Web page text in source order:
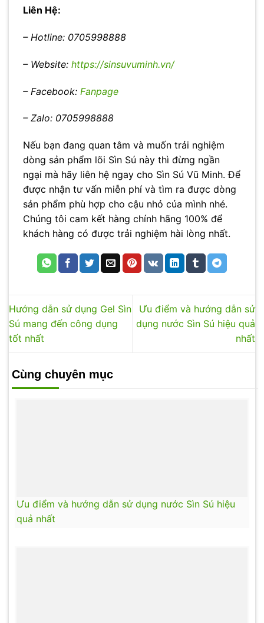
Liên Hệ:
– Hotline: 0705998888
– Website: https://sinsuvuminh.vn/
– Facebook: Fanpage
– Zalo: 0705998888
Nếu bạn đang quan tâm và muốn trải nghiệm
dòng sản phẩm lõi Sìn Sú này thì đừng ngần
ngại mà hãy liên hệ ngay cho Sìn Sú Vũ Minh. Để
được nhận tư vấn miễn phí và tìm ra được dòng
sản phẩm phù hợp cho cậu nhỏ của mình nhé.
Chúng tôi cam kết hàng chính hãng 100% để
khách hàng có được trải nghiệm hài lòng nhất.
Hướng dẫn sử dụng Gel Sìn
Sú mang đến công dụng
tốt nhất
Ưu điểm và hướng dẫn sử
dụng nước Sìn Sú hiệu quả
nhất
Cùng chuyên mục
Ưu điểm và hướng dẫn sử dụng nước Sìn Sú hiệu
quả nhất